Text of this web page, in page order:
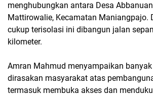
menghubungkan antara Desa
Mattirowalie, Kecamatan Maniangpajo.
cukup terisolasi ini dibangun jalan
kilometer.
Amran Mahmud menyampaikan
dirasakan masyarakat atas
termasuk membuka akses dan